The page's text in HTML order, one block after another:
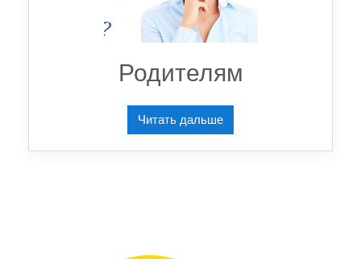
Родителям
Читать дальше